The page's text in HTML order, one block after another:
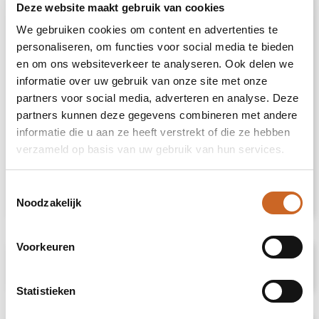
Deze website maakt gebruik van cookies
We gebruiken cookies om content en advertenties te
personaliseren, om functies voor social media te bieden
en om ons websiteverkeer te analyseren. Ook delen we
informatie over uw gebruik van onze site met onze
partners voor social media, adverteren en analyse. Deze
partners kunnen deze gegevens combineren met andere
informatie die u aan ze heeft verstrekt of die ze hebben
verzameld op basis van uw gebruik van hun services.
Noodzakelijk
Voorkeuren
Statistieken
de bureaus van relaties of medewerkers
prijkt. De Kokodama® wordt nog leuker om te
geven én te ontvangen dankzij de passende
FSC geschenkverpakking. Door dit geschenk
te geven, toon je niet enkel waardering, maar
versterk je ook relaties en betrokkenheid,
terwijl je tegelijkertijd een positieve impact
hebt op het imago van jouw bedrijf.
Heeft u vragen over dit product, de
ons op.